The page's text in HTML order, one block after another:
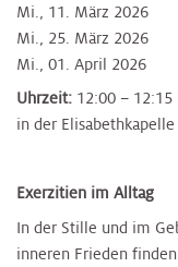
Mi., 11. März 2026
Mi., 25. März 2026
Mi., 01. April 2026
Uhrzeit: 12:00 – 12:15
in der Elisabethkapelle
​Exerzitien im Alltag
In der Stille und im
inneren Frieden